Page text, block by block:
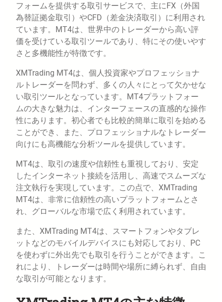
フォームを提供する取引サービスで、主にFX（外国
為替証拠金取引）やCFD（差金決済取引）に利用され
ています。MT4は、世界中のトレーダーから高い評
価を受けている取引ツールであり、特にその使いやす
さと多機能性が特徴です。
XMTrading MT4は、個人投資家やプロフェッショナ
ルトレーダーを問わず、多くの人々にとって欠かせな
い取引ツールとなっています。MT4プラットフォー
ムの大きな魅力は、インターフェースの直感的な操作
性にあります。初心者でも比較的簡単に取引を始める
ことができ、また、プロフェッショナルなトレーダー
向けにも高機能な分析ツールを提供しています。
MT4は、取引の速度や信頼性も重視しており、安定
したインターネット接続を活用し、高速でスムーズな
注文執行を実現しています。この点で、XMTrading
MT4は、非常に信頼性の高いプラットフォームとさ
れ、グローバルな市場で広く利用されています。
また、XMTrading MT4は、スマートフォンやタブレ
ットなどのモバイルデバイスにも対応しており、PC
を使わずに外出先でも取引を行うことができます。こ
れにより、トレーダーは時間や場所に縛られず、自由
な取引が可能となります。